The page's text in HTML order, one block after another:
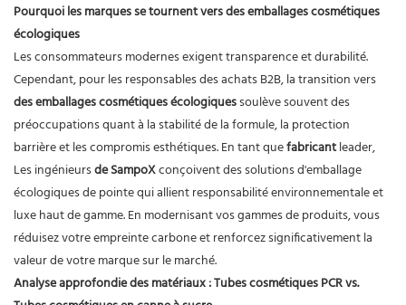
Pourquoi les marques se tournent vers des emballages cosmétiques
écologiques
Les consommateurs modernes exigent transparence et durabilité.
Cependant, pour les responsables des achats B2B, la transition vers
des emballages cosmétiques écologiquessoulève souvent des
préoccupations quant à la stabilité de la formule, la protection
barrière et les compromis esthétiques. En tant quefabricantleader,
Les ingénieursde SampoXconçoivent des solutions d'emballage
écologiques de pointe qui allient responsabilité environnementale et
luxe haut de gamme. En modernisant vos gammes de produits, vous
réduisez votre empreinte carbone et renforcez significativement la
valeur de votre marque sur le marché.
Analyse approfondie des matériaux : Tubes cosmétiques PCR vs.